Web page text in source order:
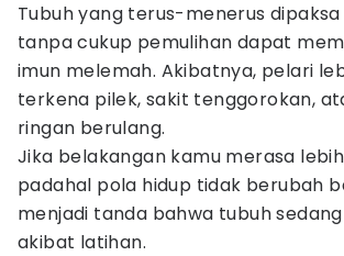
Tubuh yang terus-menerus
tanpa cukup pemulihan dapat
imun melemah. Akibatnya, pelari
terkena pilek, sakit tenggorokan,
ringan berulang.
Jika belakangan kamu merasa
padahal pola hidup tidak berubah
menjadi tanda bahwa tubuh
akibat latihan.